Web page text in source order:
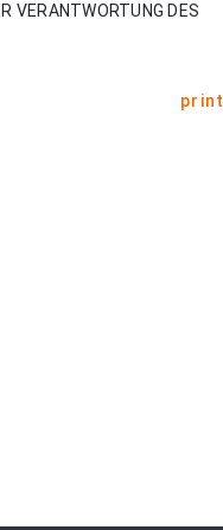
VERANTWORTUNG DES
print